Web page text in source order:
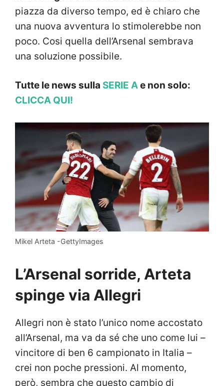
piazza da diverso tempo, ed è chiaro che
una nuova avventura lo stimolerebbe non
poco. Cosi quella dell’Arsenal sembrava
una soluzione possibile.
Tutte le news sulla SERIE Ae non solo:
CLICCA QUI!
Mikel Arteta -GettyImages
L’Arsenal sorride, Arteta
spinge via Allegri
Allegri non è stato l’unico nome accostato
all’Arsenal, ma va da sé che uno come lui –
vincitore di ben 6 campionato in Italia –
crei non poche pressioni. Al momento,
però, sembra che questo cambio di